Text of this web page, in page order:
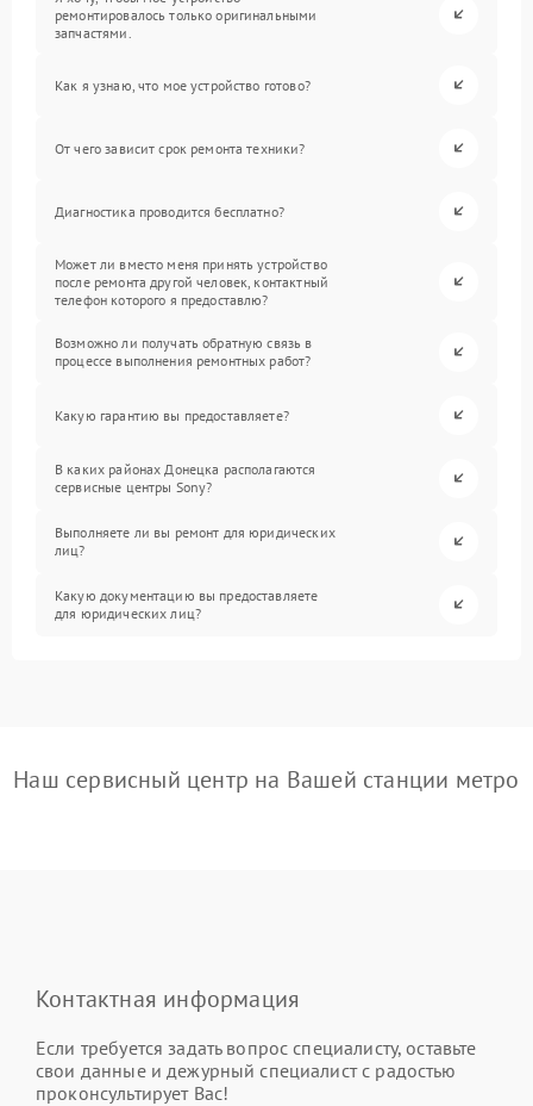
ремонтировалось только оригинальными
запчастями.
Как я узнаю, что мое устройство готово?
От чего зависит срок ремонта техники?
Диагностика проводится бесплатно?
Может ли вместо меня принять устройство
после ремонта другой человек, контактный
телефон которого я предоставлю?
Возможно ли получать обратную связь в
процессе выполнения ремонтных работ?
Какую гарантию вы предоставляете?
В каких районах Донецка располагаются
сервисные центры Sony?
Выполняете ли вы ремонт для юридических
лиц?
Какую документацию вы предоставляете
для юридических лиц?
Наш сервисный центр на Вашей станции метро
Контактная информация
Если требуется задать вопрос специалисту, оставьте
свои данные и дежурный специалист с радостью
проконсультирует Вас!